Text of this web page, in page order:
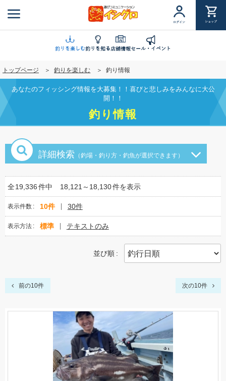
ン
に
移
動
ログイン ショップ
釣りを楽しむ釣りを知る店舗情報セール・イベント
トップページ 釣りを楽しむ 釣り情報
あなたのフィッシング情報を大募集！！喜びと悲しみをみんなに大公
開！！
釣り情報
詳細検索 （釣場・釣り方・釣魚が選択できます）
全19,336件中 18,121～18,130件を表示
表示件数 10件 30件
表示方法 標準 テキストのみ
並び順
前の10件 次の10件